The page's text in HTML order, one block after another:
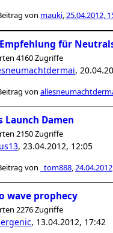
von mauki,25.04.2012,
für
4160 Zugriffe
,
von
Launch Damen
2150 Zugriffe
, 23.04.2012, 12:05
von _tom888,
wave prophecy
2276 Zugriffe
, 13.04.2012, 17:42